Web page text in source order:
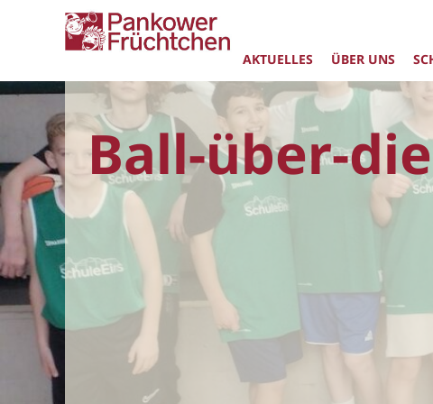
AKTUELLES ÜBER UNS
Ball-über-